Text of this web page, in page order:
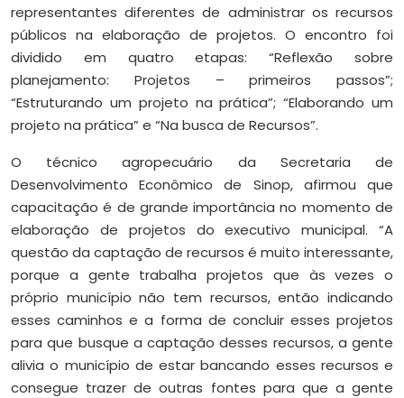
representantes diferentes de administrar os recursos
públicos na elaboração de projetos. O encontro foi
dividido em quatro etapas: “Reflexão sobre
planejamento: Projetos – primeiros passos”;
“Estruturando um projeto na prática”; “Elaborando um
projeto na prática” e “Na busca de Recursos”.
O técnico agropecuário da Secretaria de
Desenvolvimento Econômico de Sinop, afirmou que
capacitação é de grande importância no momento de
elaboração de projetos do executivo municipal. “A
questão da captação de recursos é muito interessante,
porque a gente trabalha projetos que às vezes o
próprio município não tem recursos, então indicando
esses caminhos e a forma de concluir esses projetos
para que busque a captação desses recursos, a gente
alivia o município de estar bancando esses recursos e
consegue trazer de outras fontes para que a gente